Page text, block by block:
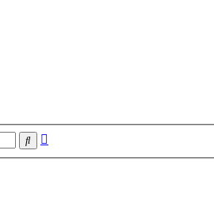
Поиск